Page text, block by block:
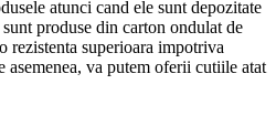
atunci cand ele sunt depozitate
produse din carton ondulat de
rezistenta superioara impotriva
asemenea, va putem oferii cutiile atat